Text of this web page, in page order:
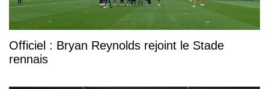
Officiel : Bryan Reynolds rejoint le Stade
rennais